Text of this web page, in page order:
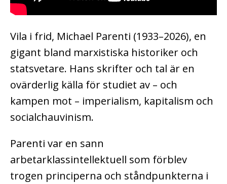
Vila i frid, Michael Parenti (1933–2026), en
gigant bland marxistiska historiker och
statsvetare. Hans skrifter och tal är en
ovärderlig källa för studiet av – och
kampen mot – imperialism, kapitalism och
socialchauvinism.
Parenti var en sann
arbetarklassintellektuell som förblev
trogen principerna och ståndpunkterna i